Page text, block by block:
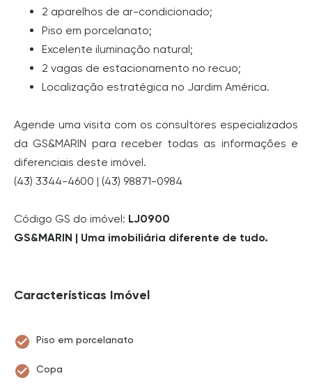
2 aparelhos de ar-condicionado;
Piso em porcelanato;
Excelente iluminação natural;
2 vagas de estacionamento no recuo;
Localização estratégica no Jardim América.
Agende uma visita com os consultores especializados
da GS&MARIN para receber todas as informações e
diferenciais deste imóvel.
(43) 3344-4600 | (43) 98871-0984
Código GS do imóvel: LJ0900
GS&MARIN | Uma imobiliária diferente de tudo.
Características Imóvel
Piso em porcelanato
Copa